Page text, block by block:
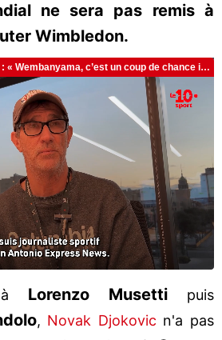
ne sera pas remis à
Wimbledon.
à Lorenzo Musetti puis
, Novak Djokovic n'a pas